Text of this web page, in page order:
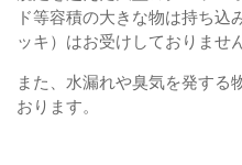
ド等容積の大きな物は持ち込
ッキ）はお受けしておりません
また、水漏れや臭気を発する
おります。